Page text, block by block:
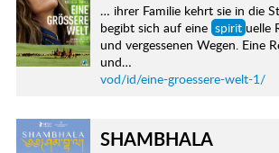
… ihrer Familie kehrt sie in die
begibt sich auf eine spirit uelle
und vergessenen Wegen. Eine
und…
vod/id/eine-groessere-welt-1/
SHAMBHALA